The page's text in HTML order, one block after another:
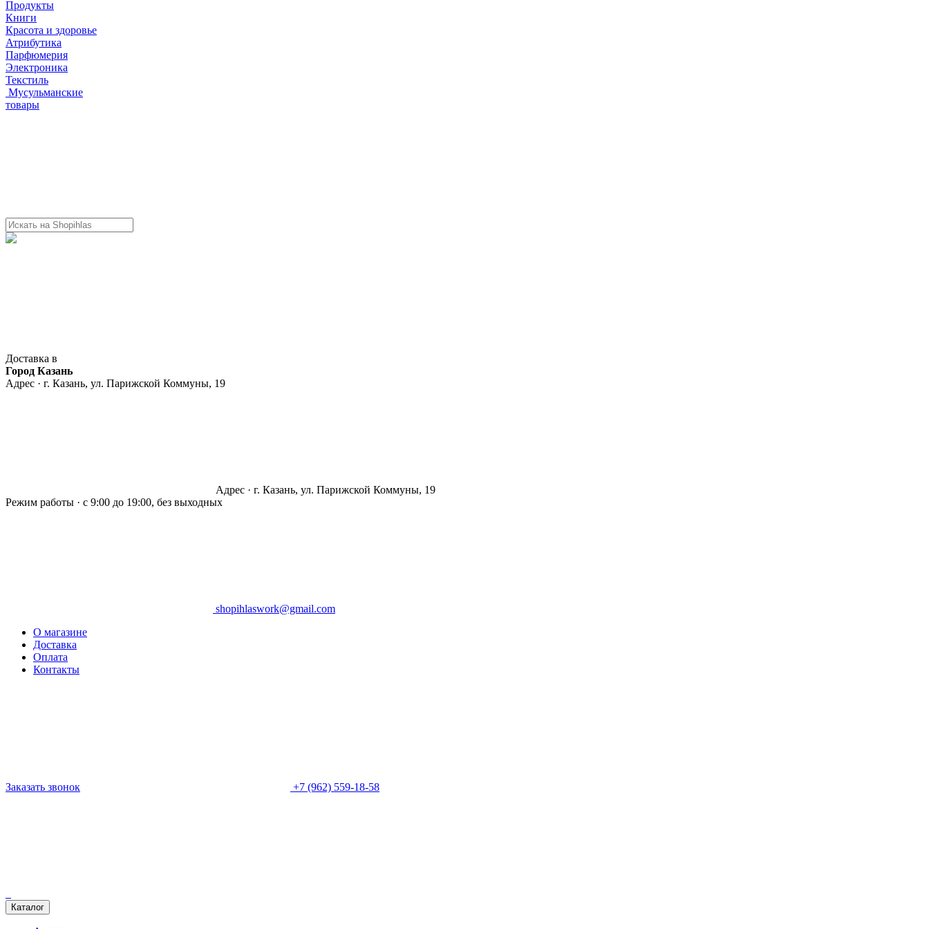
Продукты
Книги
Красота и здоровье
Атрибутика
Парфюмерия
Электроника
Текстиль
Мусульманские
товары
Доставка в
Город Казань
Адрес · г. Казань, ул. Парижской Коммуны, 19
Адрес · г. Казань, ул. Парижской Коммуны, 19
Режим работы · с 9:00 до 19:00, без выходных
shopihlaswork@gmail.com
О магазине
Доставка
Оплата
Контакты
Заказать звонок +7 (962) 559-18-58
Каталог